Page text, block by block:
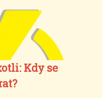
Kdy se